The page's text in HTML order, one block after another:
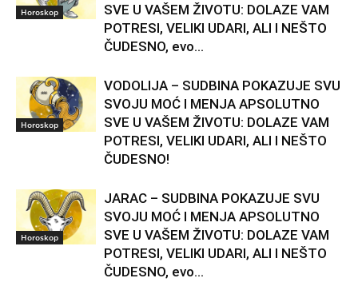
Horoskop
SVE U VAŠEM ŽIVOTU: DOLAZE VAM
POTRESI, VELIKI UDARI, ALI I NEŠTO
ČUDESNO, evo...
Horoskop
VODOLIJA – SUDBINA POKAZUJE SVU
SVOJU MOĆ I MENJA APSOLUTNO
SVE U VAŠEM ŽIVOTU: DOLAZE VAM
POTRESI, VELIKI UDARI, ALI I NEŠTO
ČUDESNO!
Horoskop
JARAC – SUDBINA POKAZUJE SVU
SVOJU MOĆ I MENJA APSOLUTNO
SVE U VAŠEM ŽIVOTU: DOLAZE VAM
POTRESI, VELIKI UDARI, ALI I NEŠTO
ČUDESNO, evo...